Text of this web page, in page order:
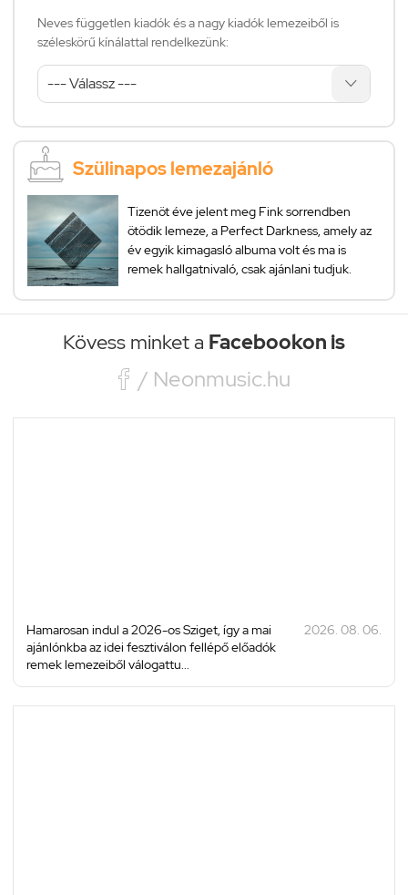
Neves független kiadók és a nagy kiadók lemezeiből is
széleskörű kínálattal rendelkezünk:
Szülinapos lemezajánló
Tizenöt éve jelent meg Fink sorrendben
ötödik lemeze, a Perfect Darkness, amely az
év egyik kimagasló albuma volt és ma is
remek hallgatnivaló, csak ajánlani tudjuk.
Kövess minket a Facebookon is
 / Neonmusic.hu
Hamarosan indul a 2026-os Sziget, így a mai
ajánlónkba az idei fesztiválon fellépő előadók
remek lemezeiből válogattu...
2026. 08. 06.